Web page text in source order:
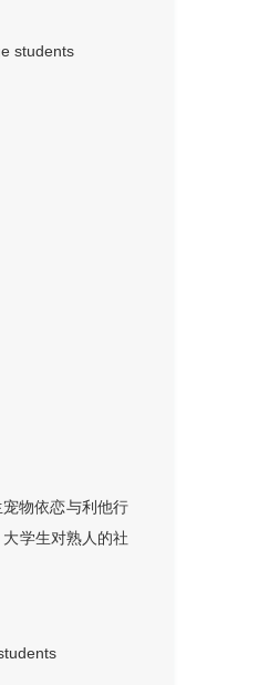
students
物依恋与利他行
学生对熟人的社